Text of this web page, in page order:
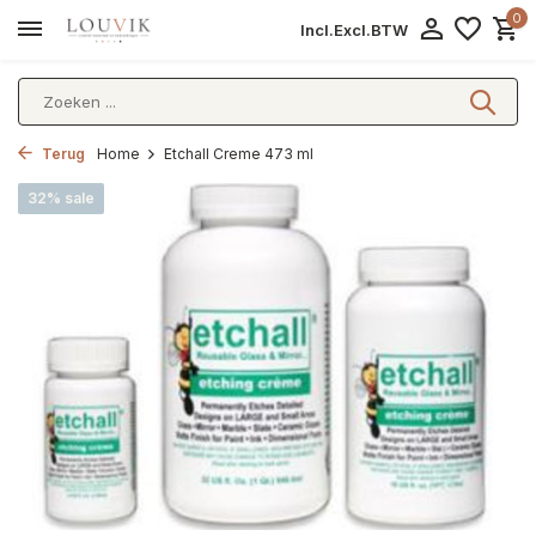
Incl.Excl.BTW
0
Terug Home Etchall Creme 473 ml
32% sale